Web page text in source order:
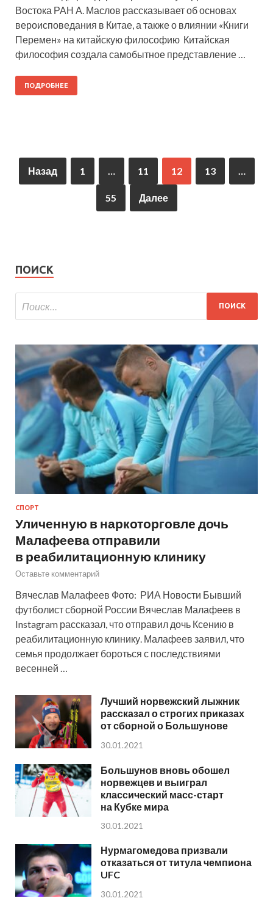
Востока РАН А. Маслов рассказывает об основах
вероисповедания в Китае, а также о влиянии «Книги
Перемен» на китайскую философию Китайская
философия создала самобытное представление …
ПОДРОБНЕЕ
Назад 1 11 12 13
55 Далее
ПОИСК
СПОРТ
Уличенную в наркоторговле дочь
Малафеева отправили
в реабилитационную клинику
Оставьте комментарий
Вячеслав Малафеев Фото: РИА Новости Бывший
футболист сборной России Вячеслав Малафеев в
Instagram рассказал, что отправил дочь Ксению в
реабилитационную клинику. Малафеев заявил, что
семья продолжает бороться с последствиями
весенней …
Лучший норвежский лыжник
рассказал о строгих приказах
от сборной о Большунове
30.01.2021
Большунов вновь обошел
норвежцев и выиграл
классический масс-старт
на Кубке мира
30.01.2021
Нурмагомедова призвали
отказаться от титула чемпиона
UFC
30.01.2021